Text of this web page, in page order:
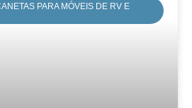
PARA MÓVEIS DE RV E